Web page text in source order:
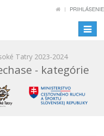
PRIHLÁSENIE
Toggle
Tatry 2023-2024
- kategórie